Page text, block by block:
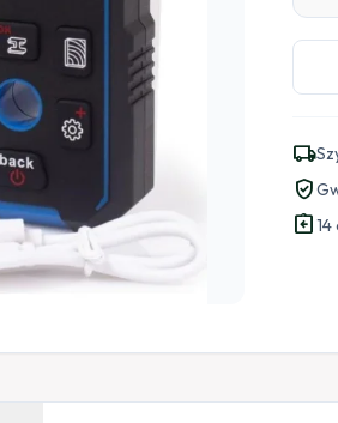
ilość
local_shipping
verified_user
assignment_return